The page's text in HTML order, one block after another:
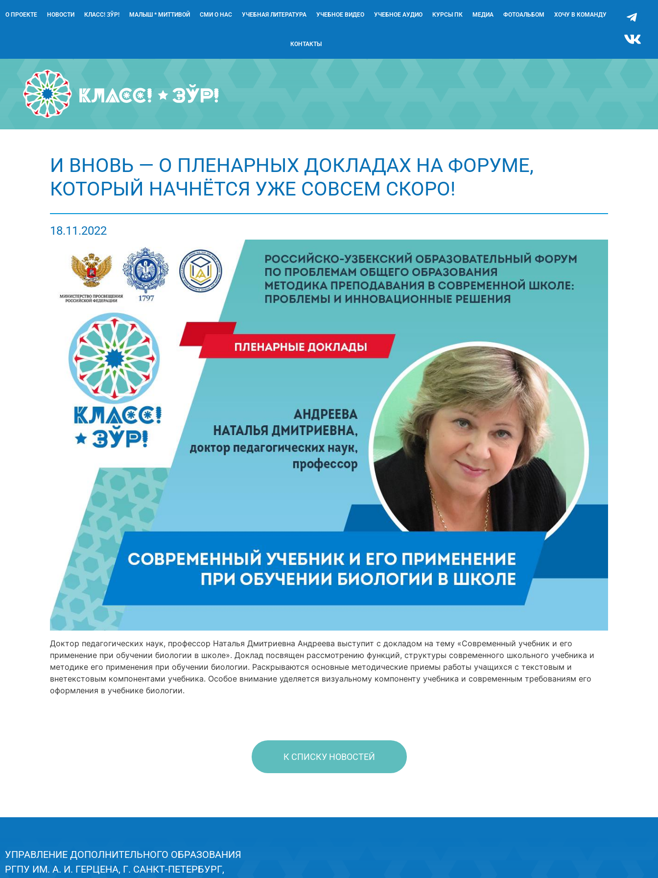
О ПРОЕКТЕ НОВОСТИ КЛАСС! ЗЎР! МАЛЫШ * МИТТИВОЙ СМИ О НАС УЧЕБНАЯ ЛИТЕРАТУРА УЧЕБНОЕ ВИДЕО УЧЕБНОЕ АУДИО КУРСЫ ПК МЕДИА ФОТОАЛЬБОМ ХОЧУ В КОМАНДУ
КОНТАКТЫ
И ВНОВЬ — О ПЛЕНАРНЫХ ДОКЛАДАХ НА ФОРУМЕ,
КОТОРЫЙ НАЧНЁТСЯ УЖЕ СОВСЕМ СКОРО!
18.11.2022
Доктор педагогических наук, профессор Наталья Дмитриевна Андреева выступит с докладом на тему «Современный учебник и его
применение при обучении биологии в школе». Доклад посвящен рассмотрению функций, структуры современного школьного учебника и
методике его применения при обучении биологии. Раскрываются основные методические приемы работы учащихся с текстовым и
внетекстовым компонентами учебника. Особое внимание уделяется визуальному компоненту учебника и современным требованиям его
оформления в учебнике биологии.
К СПИСКУ НОВОСТЕЙ
УПРАВЛЕНИЕ ДОПОЛНИТЕЛЬНОГО ОБРАЗОВАНИЯ
РГПУ ИМ. А. И. ГЕРЦЕНА, Г. САНКТ-ПЕТЕРБУРГ,